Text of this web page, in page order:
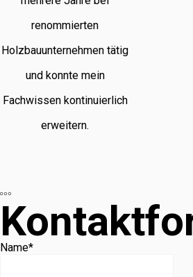
renommierten
Holzbauunternehmen tätig
und konnte mein
Fachwissen kontinuierlich
erweitern.
Name*